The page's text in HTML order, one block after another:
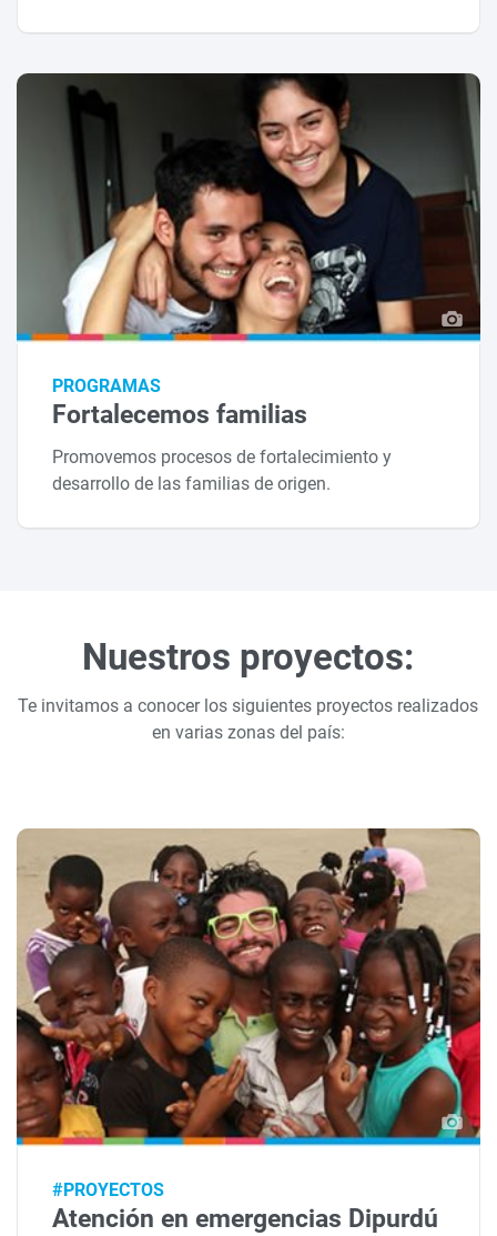
PROGRAMAS
Fortalecemos familias
Promovemos procesos de fortalecimiento y
desarrollo de las familias de origen.
Nuestros proyectos:
Te invitamos a conocer los siguientes proyectos realizados
en varias zonas del país:
#PROYECTOS
Atención en emergencias Dipurdú